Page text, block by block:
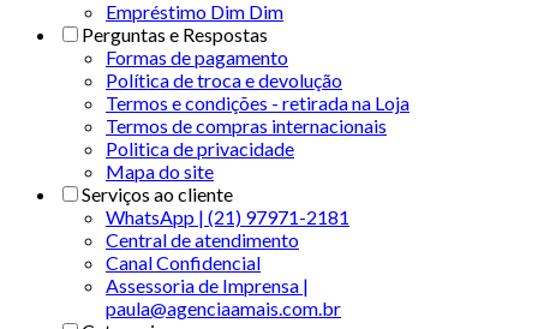
Empréstimo Dim Dim
Perguntas e Respostas
Formas de pagamento
Política de troca e devolução
Termos e condições - retirada na Loja
Termos de compras internacionais
Politica de privacidade
Mapa do site
Serviços ao cliente
WhatsApp | (21) 97971-2181
Central de atendimento
Canal Confidencial
Assessoria de Imprensa |
paula@agenciaamais.com.br